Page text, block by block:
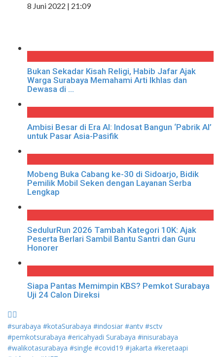
8 Juni 2022 | 21:09
Bukan Sekadar Kisah Religi, Habib Jafar Ajak
Warga Surabaya Memahami Arti Ikhlas dan
Dewasa di ...
Ambisi Besar di Era AI: Indosat Bangun ‘Pabrik AI’
untuk Pasar Asia-Pasifik
Mobeng Buka Cabang ke-30 di Sidoarjo, Bidik
Pemilik Mobil Seken dengan Layanan Serba
Lengkap
SedulurRun 2026 Tambah Kategori 10K: Ajak
Peserta Berlari Sambil Bantu Santri dan Guru
Honorer
Siapa Pantas Memimpin KBS? Pemkot Surabaya
Uji 24 Calon Direksi
#surabaya #kotaSurabaya #indosiar #antv #sctv
#pemkotsurabaya #ericahyadi Surabaya #inisurabaya
#walikotasurabaya #single #covid19 #jakarta #keretaapi